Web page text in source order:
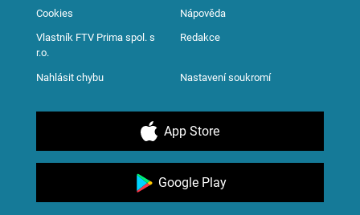
Cookies Nápověda
Vlastník FTV Prima spol. s
r.o.
Redakce
Nahlásit chybu Nastavení soukromí
App Store
Google Play